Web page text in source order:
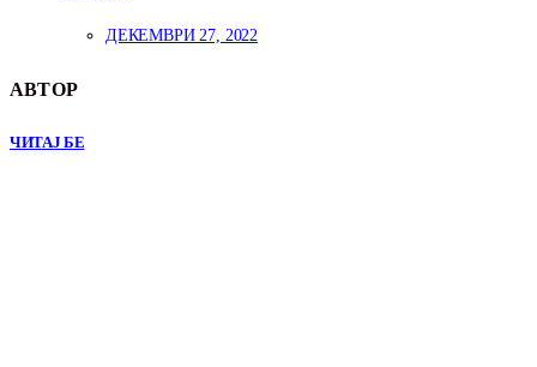
ДЕКЕМВРИ 27, 2022
АВТОР
ЧИТАЈ БЕ